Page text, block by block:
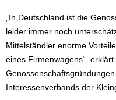
„In Deutschland ist die
leider immer noch
Mittelständler enorme
eines Firmenwagens“,
Interessenverbands der